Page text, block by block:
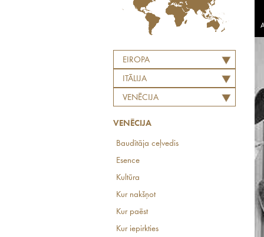
EIROPA
ITĀLIJA
VENĒCIJA
VENĒCIJA
Baudītāja ceļvedis
Esence
Kultūra
Kur nakšņot
Kur paēst
Kur iepirkties